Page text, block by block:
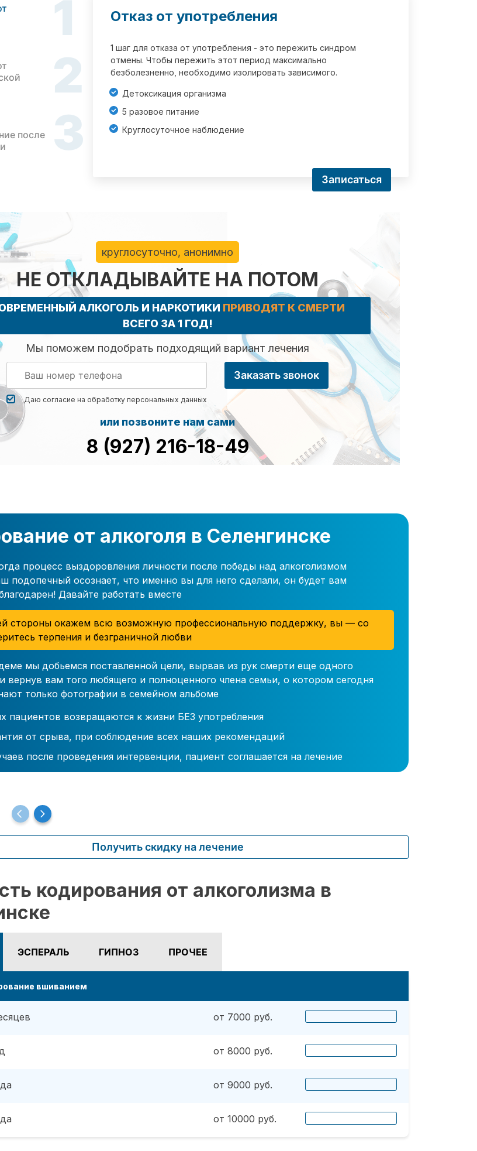
1
2
после
3
Отказ от употребления
1 шаг для отказа от употребления - это пережить синдром
отмены. Чтобы пережить этот период максимально
безболезненно, необходимо изолировать зависимого.
Детоксикация организма
5 разовое питание
Круглосуточное наблюдение
Записаться
круглосуточно, анонимно
НЕ ОТКЛАДЫВАЙТЕ НА ПОТОМ
АЛКОГОЛЬ И НАРКОТИКИ ПРИВОДЯТ К СМЕРТИ
ВСЕГО ЗА 1 ГОД!
Мы поможем подобрать подходящий вариант лечения
Даю согласие на обработку персональных данных
Заказать звонок
или позвоните нам сами
8 (927) 216-18-49
от алкоголя в Селенгинске
процесс выздоровления личности после победы над алкоголизмом
подопечный осознает, что именно вы для него сделали, он будет вам
Давайте работать вместе
стороны окажем всю возможную профессиональную поддержку, вы — со
терпения и безграничной любви
мы добьемся поставленной цели, вырвав из рук смерти еще одного
вернув вам того любящего и полноценного члена семьи, о котором сегодня
только фотографии в семейном альбоме
пациентов возвращаются к жизни БЕЗ употребления
от срыва, при соблюдение всех наших рекомендаций
после проведения интервенции, пациент соглашается на лечение
Получить скидку на лечение
кодирования от алкоголизма в
ЭСПЕРАЛЬ ГИПНОЗ ПРОЧЕЕ
вшиванием
от 7000 руб.
от 8000 руб.
от 9000 руб.
от 10000 руб.